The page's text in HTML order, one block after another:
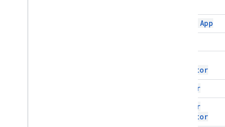
Drive App
Iterator
Folder
Folder
Iterator